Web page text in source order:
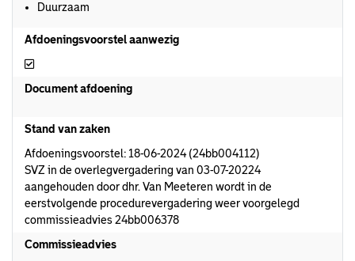
Duurzaam
Afdoeningsvoorstel aanwezig
Afdoeningsvoorstel aanwezig
Document afdoening
Stand van zaken
Afdoeningsvoorstel: 18-06-2024 (24bb004112)
SVZ in de overlegvergadering van 03-07-20224
aangehouden door dhr. Van Meeteren wordt in de
eerstvolgende procedurevergadering weer voorgelegd
commissieadvies 24bb006378
Commissieadvies